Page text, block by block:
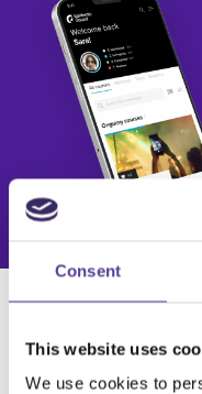
Consent
This website uses
We use cookies to